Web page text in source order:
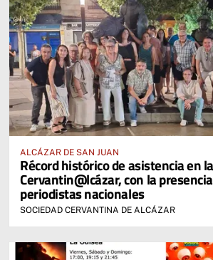
ALCÁZAR DE SAN JUAN
Récord histórico de asistencia en
Cervantin@lcázar, con la
periodistas nacionales
SOCIEDAD CERVANTINA DE ALCÁZAR